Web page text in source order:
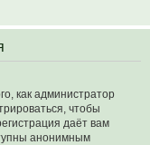
как администратор
чтобы
даёт вам
анонимным